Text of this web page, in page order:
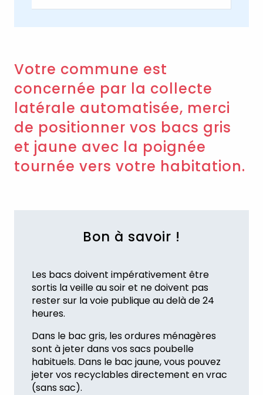
Votre commune est
concernée par la collecte
latérale automatisée, merci
de positionner vos bacs gris
et jaune avec la poignée
tournée vers votre habitation.
Bon à savoir !
Les bacs doivent impérativement être
sortis la veille au soir et ne doivent pas
rester sur la voie publique au delà de 24
heures.
Dans le bac gris, les ordures ménagères
sont à jeter dans vos sacs poubelle
habituels. Dans le bac jaune, vous pouvez
jeter vos recyclables directement en vrac
(sans sac).